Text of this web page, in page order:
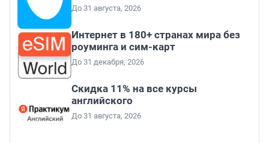
До 31 августа, 2026
Интернет в 180+ странах мира без
роуминга и сим-карт
До 31 декабря, 2026
Скидка 11% на все курсы
английского
До 31 августа, 2026